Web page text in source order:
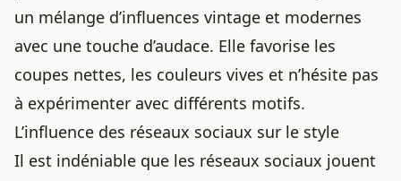
un mélange d’influences vintage et modernes
avec une touche d’audace. Elle favorise les
coupes nettes, les couleurs vives et n’hésite pas
à expérimenter avec différents motifs.
L’influence des réseaux sociaux sur le style
Il est indéniable que les réseaux sociaux jouent